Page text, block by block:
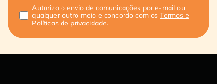
Autorizo o envio de comunicações por e-mail ou
qualquer outro meio e concordo com osTermos e
Políticas de privacidade.